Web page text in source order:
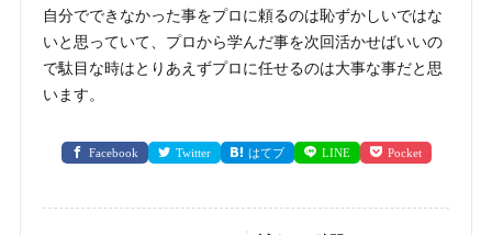
自分でできなかった事をプロに頼るのは恥ずかしいではな
いと思っていて、プロから学んだ事を次回活かせばいいの
で駄目な時はとりあえずプロに任せるのは大事な事だと思
います。
Facebook Twitter はてブ LINE Pocket